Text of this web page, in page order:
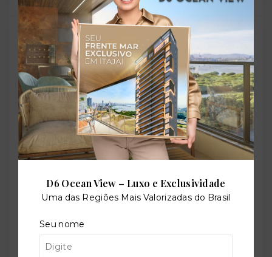
TORQUATO - Corretor de Imóveis
CRECI -42643f
(47) 9 9147-9687
contato@imobiliariatorquato.com.br
Nome
D6 Ocean View – Luxo e Exclusividade
Uma das Regiões Mais Valorizadas do Brasil
Seu nome